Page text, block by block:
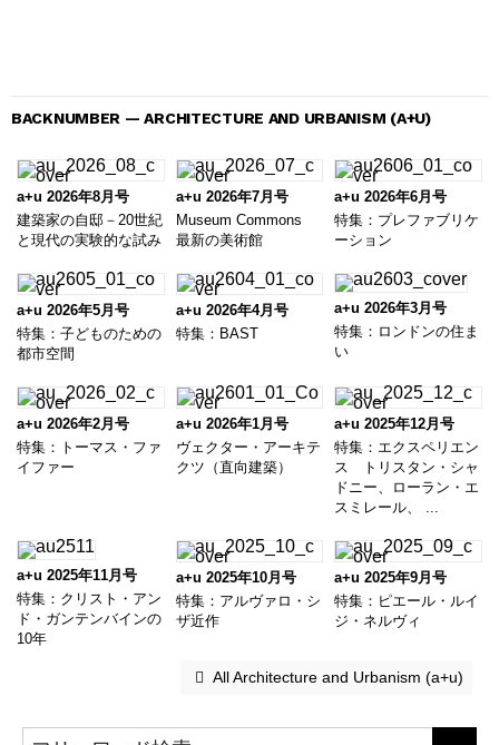
BACKNUMBER — ARCHITECTURE AND URBANISM (A+U)
a+u 2026年8月号
建築家の自邸－20世紀
と現代の実験的な試み
a+u 2026年7月号
Museum Commons
最新の美術館
a+u 2026年6月号
特集：プレファブリケ
ーション
a+u 2026年5月号
特集：子どものための
都市空間
a+u 2026年4月号
特集：BAST
a+u 2026年3月号
特集：ロンドンの住ま
い
a+u 2026年2月号
特集：トーマス・ファ
イファー
a+u 2026年1月号
ヴェクター・アーキテ
クツ（直向建築）
a+u 2025年12月号
特集：エクスペリエン
ス トリスタン・シャ
ドニー、ローラン・エ
スミレール、 ...
a+u 2025年11月号
特集：クリスト・アン
ド・ガンテンバインの
10年
a+u 2025年10月号
特集：アルヴァロ・シ
ザ近作
a+u 2025年9月号
特集：ピエール・ルイ
ジ・ネルヴィ
All Architecture and Urbanism (a+u)